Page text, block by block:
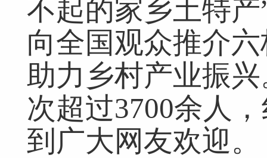
不起的家乡土特
向全国观众推介
助力乡村产业振
次超过3700余人
到广大网友欢迎。